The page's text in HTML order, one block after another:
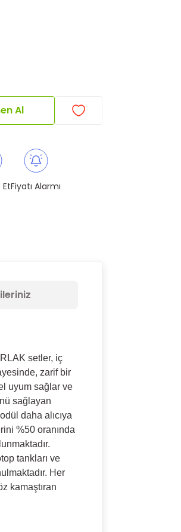
Al
Fiyatı Alarmı
setler, iç
zarif bir
uyum sağlar ve
sağlayan
daha alıcıya
%50 oranında
tankları ve
Her
kamaştıran